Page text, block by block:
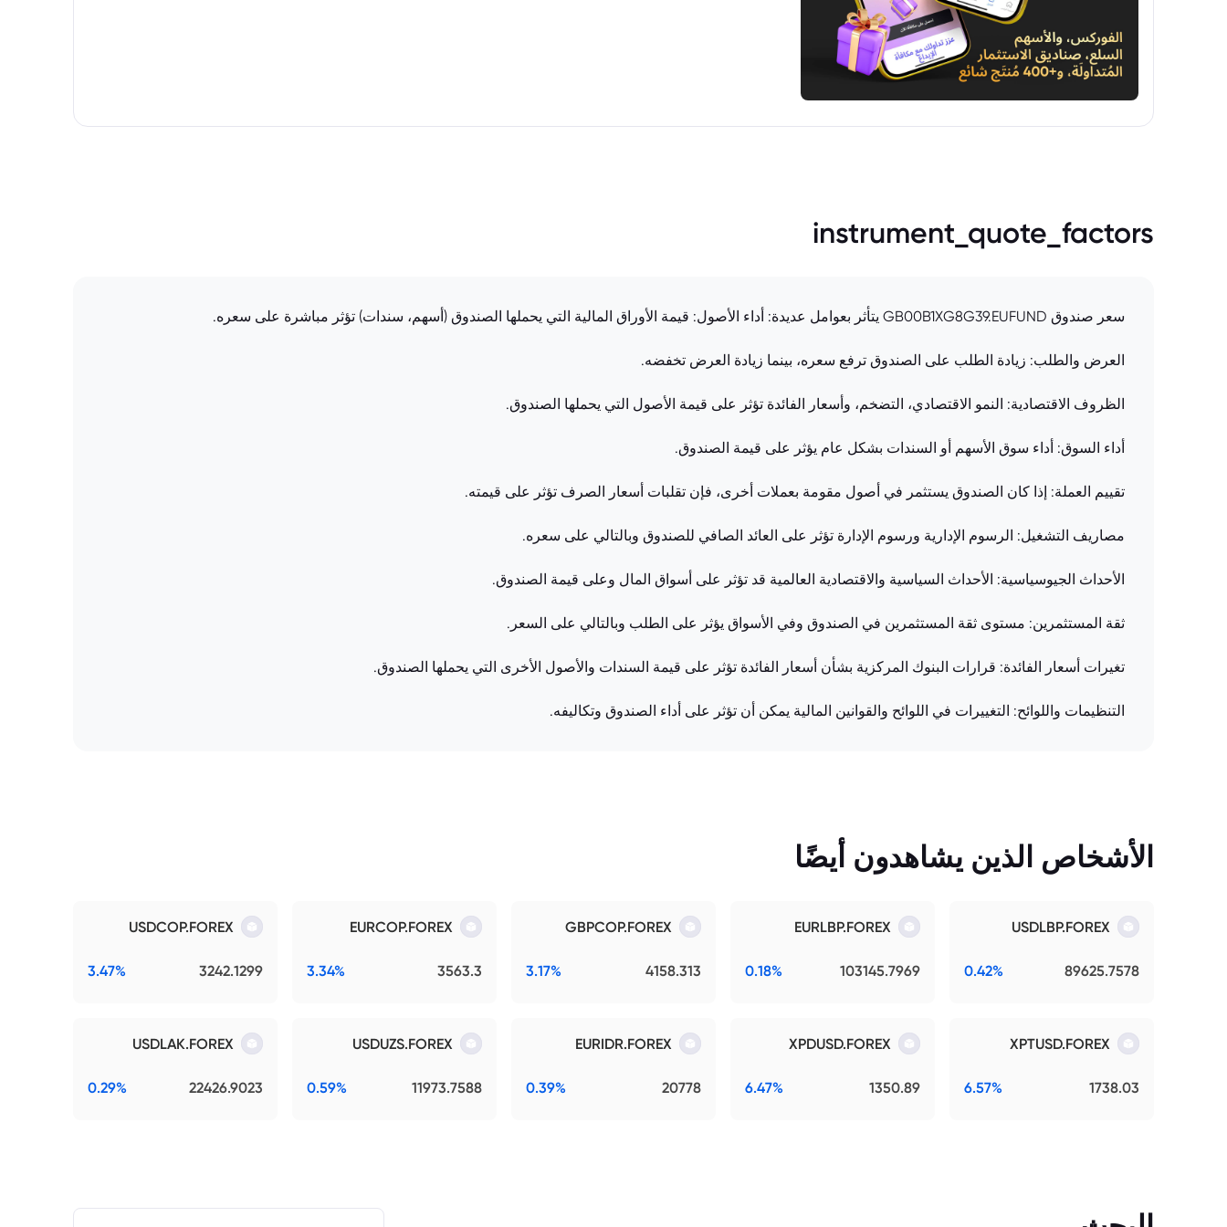
instrument_quote_factors
سعر صندوق GB00B1XG8G39.EUFUND يتأثر بعوامل عديدة: أداء الأصول: قيمة الأوراق المالية التي يحملها الصندوق (أسهم، سندات) تؤثر مباشرة على سعره.
العرض والطلب: زيادة الطلب على الصندوق ترفع سعره، بينما زيادة العرض تخفضه.
الظروف الاقتصادية: النمو الاقتصادي، التضخم، وأسعار الفائدة تؤثر على قيمة الأصول التي يحملها الصندوق.
أداء السوق: أداء سوق الأسهم أو السندات بشكل عام يؤثر على قيمة الصندوق.
تقييم العملة: إذا كان الصندوق يستثمر في أصول مقومة بعملات أخرى، فإن تقلبات أسعار الصرف تؤثر على قيمته.
مصاريف التشغيل: الرسوم الإدارية ورسوم الإدارة تؤثر على العائد الصافي للصندوق وبالتالي على سعره.
الأحداث الجيوسياسية: الأحداث السياسية والاقتصادية العالمية قد تؤثر على أسواق المال وعلى قيمة الصندوق.
ثقة المستثمرين: مستوى ثقة المستثمرين في الصندوق وفي الأسواق يؤثر على الطلب وبالتالي على السعر.
تغيرات أسعار الفائدة: قرارات البنوك المركزية بشأن أسعار الفائدة تؤثر على قيمة السندات والأصول الأخرى التي يحملها الصندوق.
التنظيمات واللوائح: التغييرات في اللوائح والقوانين المالية يمكن أن تؤثر على أداء الصندوق وتكاليفه.
الأشخاص الذين يشاهدون أيضًا
USDLBP.FOREX
89625.7578
0.42%
EURLBP.FOREX
103145.7969
0.18%
GBPCOP.FOREX
4158.313
3.17%
EURCOP.FOREX
3563.3
3.34%
USDCOP.FOREX
3242.1299
3.47%
XPTUSD.FOREX
1738.03
6.57%
XPDUSD.FOREX
1350.89
6.47%
EURIDR.FOREX
20778
0.39%
USDUZS.FOREX
11973.7588
0.59%
USDLAK.FOREX
22426.9023
0.29%